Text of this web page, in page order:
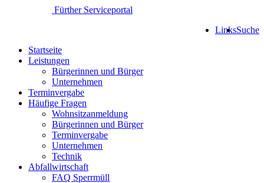
Fürther Serviceportal
LinksSuche
Startseite
Leistungen
Bürgerinnen und Bürger
Unternehmen
Terminvergabe
Häufige Fragen
Wohnsitzanmeldung
Bürgerinnen und Bürger
Terminvergabe
Unternehmen
Technik
Abfallwirtschaft
FAQ Sperrmüll